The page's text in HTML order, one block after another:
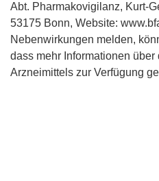
Abt. Pharmakovigilanz, Kurt-
53175 Bonn, Website:
Nebenwirkungen melden,
dass mehr Informationen
Arzneimittels zur Verfügung